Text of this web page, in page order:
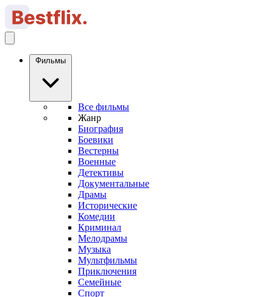
Фильмы
Все фильмы
Жанр
Биография
Боевики
Вестерны
Военные
Детективы
Документальные
Драмы
Исторические
Комедии
Криминал
Мелодрамы
Музыка
Мультфильмы
Приключения
Семейные
Спорт